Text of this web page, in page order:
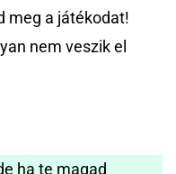
meg a játékodat!
nem veszik el
ha te magad